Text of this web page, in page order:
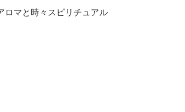
ロマと時々スピリチュアル